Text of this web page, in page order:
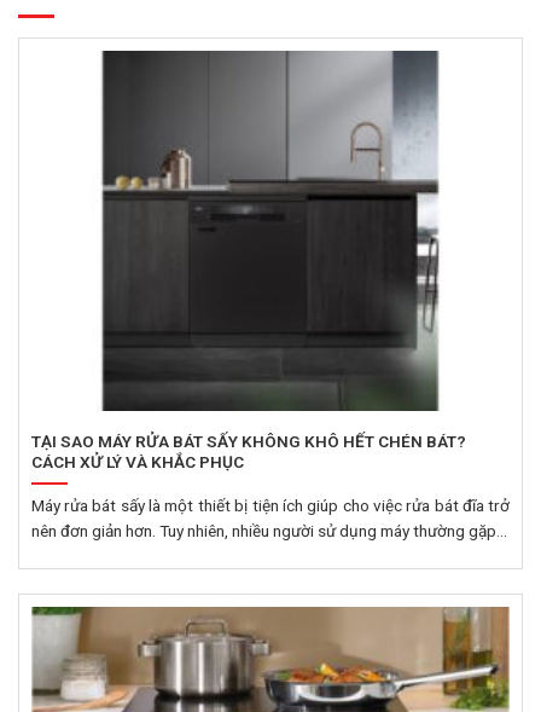
TẠI SAO MÁY RỬA BÁT SẤY KHÔNG KHÔ HẾT CHÉN BÁT?
CÁCH XỬ LÝ VÀ KHẮC PHỤC
Máy rửa bát sấy là một thiết bị tiện ích giúp cho việc rửa bát đĩa trở
nên đơn giản hơn. Tuy nhiên, nhiều người sử dụng máy thường gặp...